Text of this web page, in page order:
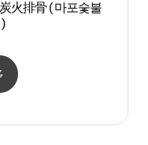
火排骨 ( 마포숯불